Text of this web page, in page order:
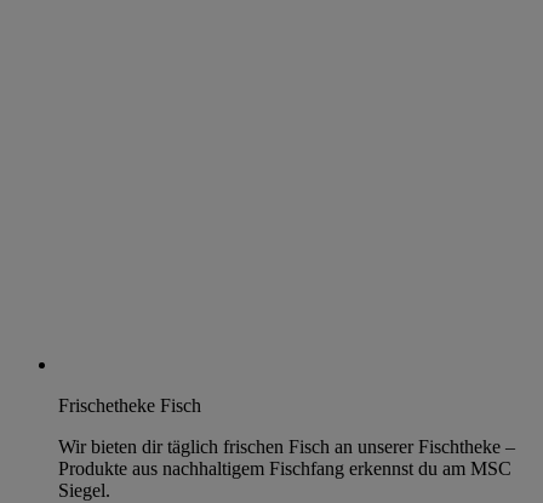
Frischetheke Fisch
Wir bieten dir täglich frischen Fisch an unserer Fischtheke –
Produkte aus nachhaltigem Fischfang erkennst du am MSC
Siegel.